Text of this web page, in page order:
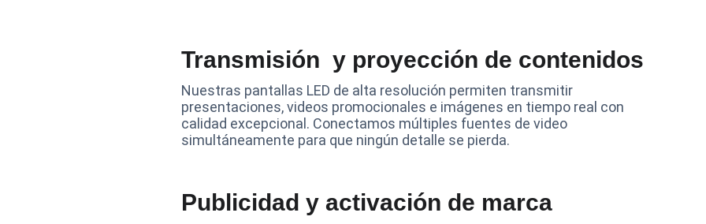
Publicidad y activación de marca
Transmisión  y proyección de contenidos
Nuestras pantallas LED de alta resolución permiten transmitir
presentaciones, videos promocionales e imágenes en tiempo real con
calidad excepcional. Conectamos múltiples fuentes de video
simultáneamente para que ningún detalle se pierda.